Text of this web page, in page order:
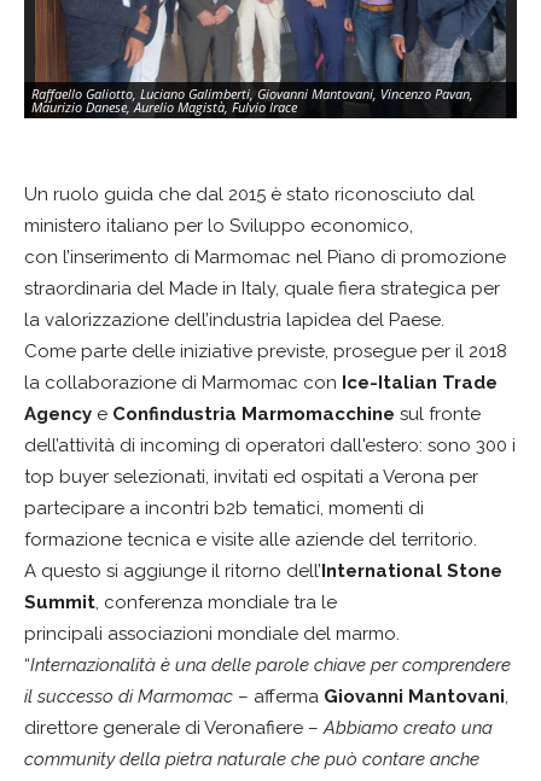
Raffaello Galiotto, Luciano Galimberti, Giovanni Mantovani, Vincenzo Pavan,
Maurizio Danese, Aurelio Magistà, Fulvio Irace
Un ruolo guida che dal 2015 è stato riconosciuto dal
ministero italiano per lo Sviluppo economico,
con l’inserimento di Marmomac nel Piano di promozione
straordinaria del Made in Italy, quale fiera strategica per
la valorizzazione dell’industria lapidea del Paese.
Come parte delle iniziative previste, prosegue per il 2018
la collaborazione di Marmomac con Ice-Italian Trade
Agency e Confindustria Marmomacchine sul fronte
dell’attività di incoming di operatori dall'estero: sono 300 i
top buyer selezionati, invitati ed ospitati a Verona per
partecipare a incontri b2b tematici, momenti di
formazione tecnica e visite alle aziende del territorio.
A questo si aggiunge il ritorno dell’International Stone
Summit, conferenza mondiale tra le
principali associazioni mondiale del marmo.
“Internazionalità è una delle parole chiave per comprendere
il successo di Marmomac – afferma Giovanni Mantovani,
direttore generale di Veronafiere –Abbiamo creato una
community della pietra naturale che può contare anche